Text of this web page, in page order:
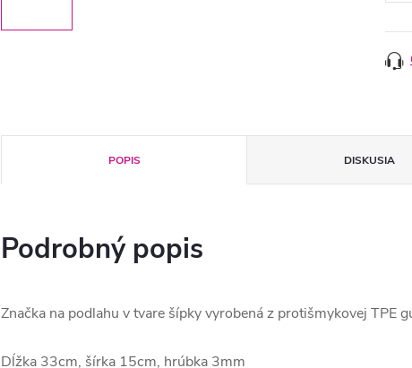
POPIS DISKUSIA
Podrobný popis
Značka na podlahu v tvare šípky vyrobená z protišmykovej TPE
Dĺžka 33cm, šírka 15cm, hrúbka 3mm